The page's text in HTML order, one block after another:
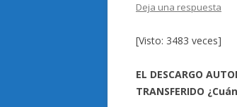
Deja una respuesta
[Visto: 3483 veces]
EL DESCARGO
TRANSFERIDO